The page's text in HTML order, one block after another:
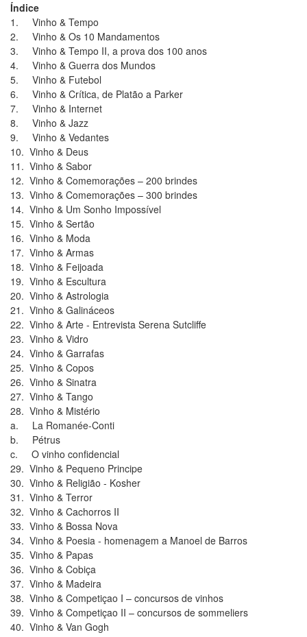
Índice
1. Vinho & Tempo
2. Vinho & Os 10 Mandamentos
3. Vinho & Tempo II, a prova dos 100 anos
4. Vinho & Guerra dos Mundos
5. Vinho & Futebol
6. Vinho & Crítica, de Platão a Parker
7. Vinho & Internet
8. Vinho & Jazz
9. Vinho & Vedantes
10. Vinho & Deus
11. Vinho & Sabor
12. Vinho & Comemorações – 200 brindes
13. Vinho & Comemorações – 300 brindes
14. Vinho & Um Sonho Impossível
15. Vinho & Sertão
16. Vinho & Moda
17. Vinho & Armas
18. Vinho & Feijoada
19. Vinho & Escultura
20. Vinho & Astrologia
21. Vinho & Galináceos
22. Vinho & Arte - Entrevista Serena Sutcliffe
23. Vinho & Vidro
24. Vinho & Garrafas
25. Vinho & Copos
26. Vinho & Sinatra
27. Vinho & Tango
28. Vinho & Mistério
a. La Romanée-Conti
b. Pétrus
c. O vinho confidencial
29. Vinho & Pequeno Principe
30. Vinho & Religião - Kosher
31. Vinho & Terror
32. Vinho & Cachorros II
33. Vinho & Bossa Nova
34. Vinho & Poesia - homenagem a Manoel de Barros
35. Vinho & Papas
36. Vinho & Cobiça
37. Vinho & Madeira
38. Vinho & Competiçao I – concursos de vinhos
39. Vinho & Competiçao II – concursos de sommeliers
40. Vinho & Van Gogh